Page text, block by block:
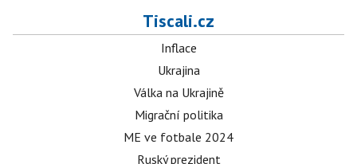
Tiscali.cz
Inflace
Ukrajina
Válka na Ukrajině
Migrační politika
ME ve fotbale 2024
Ruský prezident